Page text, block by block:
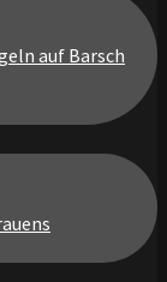
auf Barsch